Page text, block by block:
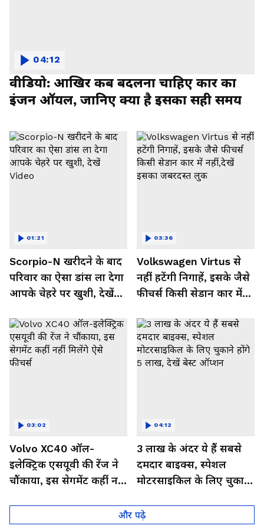
वीडियो: आखिर कब बदलना चाहिए कार का
इंजन ऑयल, जानिए क्या है इसका सही समय
04:12
Scorpio-N खरीदने के बाद
परिवार का ऐसा डांस ला देगा
आपके चेहरे पर खुशी, देखें
01:21
Volkswagen Virtus से
नहीं हटेंगी निगाहें, इसके जैसे
फीचर्स किसी सेडान कार में
03:36
Volvo XC40 ऑल-
इलेक्ट्रिक एसयूवी की रेंज ने
चौंकाया, इस सेगमेंट कहीं नहीं
03:02
3 लाख के अंदर ये हैं सबसे
दमदार बाइक्स, स्पेशल
मोटरसाइकिल के लिए चुकाने
ऑप्शन
04:12
और पढ़े